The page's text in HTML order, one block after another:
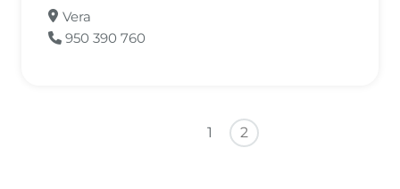
Vera
950 390 760
Primera página
Página anterior
1 2